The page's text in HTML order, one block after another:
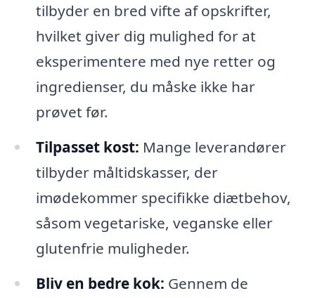
tilbyder en bred vifte af opskrifter,
hvilket giver dig mulighed for at
eksperimentere med nye retter og
ingredienser, du måske ikke har
prøvet før.
Tilpasset kost: Mange leverandører
tilbyder måltidskasser, der
imødekommer specifikke diætbehov,
såsom vegetariske, veganske eller
glutenfrie muligheder.
Bliv en bedre kok: Gennem de